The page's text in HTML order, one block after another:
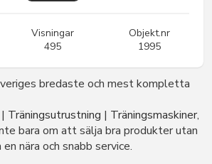
Visningar
495
Objekt.nr
1995
bredaste och mest kompletta
| Träningsutrustning | Träningsmaskiner,
bara om att sälja bra produkter utan
nära och snabb service.